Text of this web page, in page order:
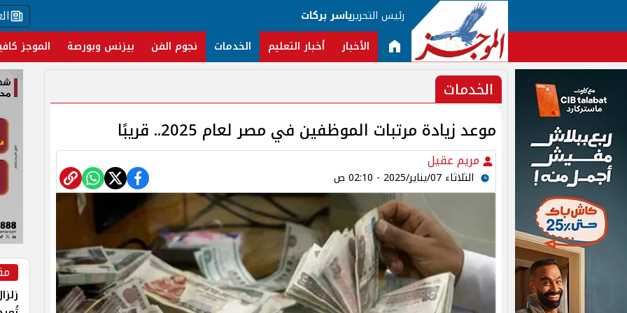
رئيس التحريرياسر بركات
الأخبار أخبار التعليم الخدمات نجوم الفن بيزنس وبورصة الموجز
الخدمات
موعد زيادة مرتبات الموظفين في مصر لعام 2025.. قريبًا
مريم عقيل
الثلاثاء 07/يناير/2025 - 02:10 ص